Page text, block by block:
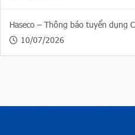
Haseco – Thông báo tuyển dụng
10/07/2026